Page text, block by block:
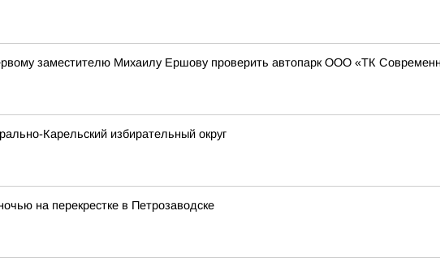
заместителю Михаилу Ершову проверить автопарк ООО «ТК
Карельский избирательный округ
на перекрестке в Петрозаводске